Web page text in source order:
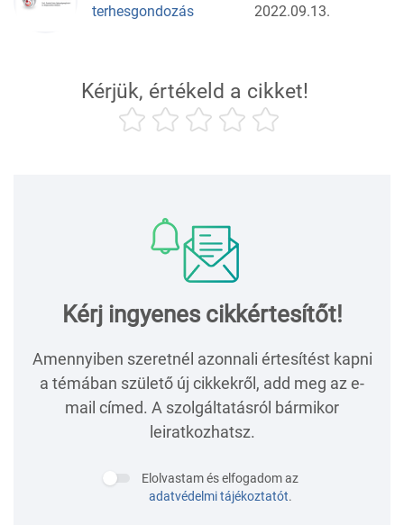
terhesgondozás
2022.09.13.
Kérjük, értékeld a cikket!
Kérj ingyenes cikkértesítőt!
Amennyiben szeretnél azonnali értesítést kapni
a témában születő új cikkekről, add meg az e-
mail címed. A szolgáltatásról bármikor
leiratkozhatsz.
Elolvastam és elfogadom az
adatvédelmi tájékoztatót.